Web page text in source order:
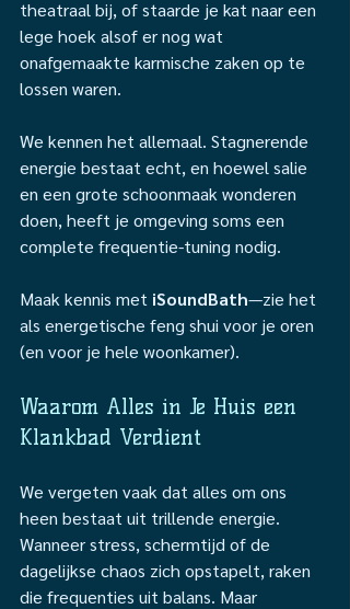
theatraal bij, of staarde je kat naar een
lege hoek alsof er nog wat
onafgemaakte karmische zaken op te
lossen waren.
We kennen het allemaal. Stagnerende
energie bestaat echt, en hoewel salie
en een grote schoonmaak wonderen
doen, heeft je omgeving soms een
complete frequentie-tuning nodig.
Maak kennis met iSoundBath—zie het
als energetische feng shui voor je oren
(en voor je hele woonkamer).
Waarom Alles in Je Huis een
Klankbad Verdient
We vergeten vaak dat alles om ons
heen bestaat uit trillende energie.
Wanneer stress, schermtijd of de
dagelijkse chaos zich opstapelt, raken
die frequenties uit balans. Maar